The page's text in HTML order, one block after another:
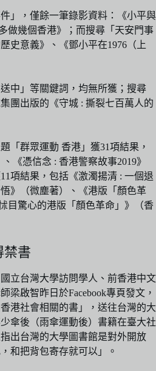
」，僅餘一筆錄影資料：《小平與
做幾個香港》；而搜尋「天安門事
史意義》、《鄧小平在1976（上
中」等關鍵詞，均無所獲；搜尋
團出版的《守城 : 撕裂七百萬人的
「群眾運動 香港」獲31項結果，
《憑信念 : 香港警察故事2019》
項結果，包括《激濁揚清 : 一個退
》（微塵著）、《港版「顏色革
目驚心的港版「顏色革命」》（香
禁書
立台灣大學訪問學人、前香港中文
梁啟智昨日於Facebook專頁發文，
港社會相關的書」，送往台灣的大
傘後（雨傘運動後）書籍在臺大社
出台灣的大學圖書館是對外開放
和把背包寄存就可以」。